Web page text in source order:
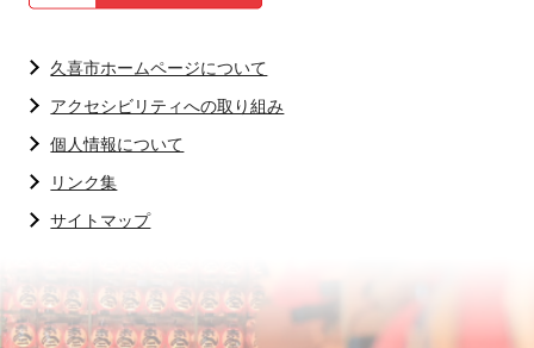
久喜市ホームページについて
アクセシビリティへの取り組み
個人情報について
リンク集
サイトマップ